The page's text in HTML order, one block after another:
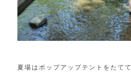
夏場はポップアップテントをたて